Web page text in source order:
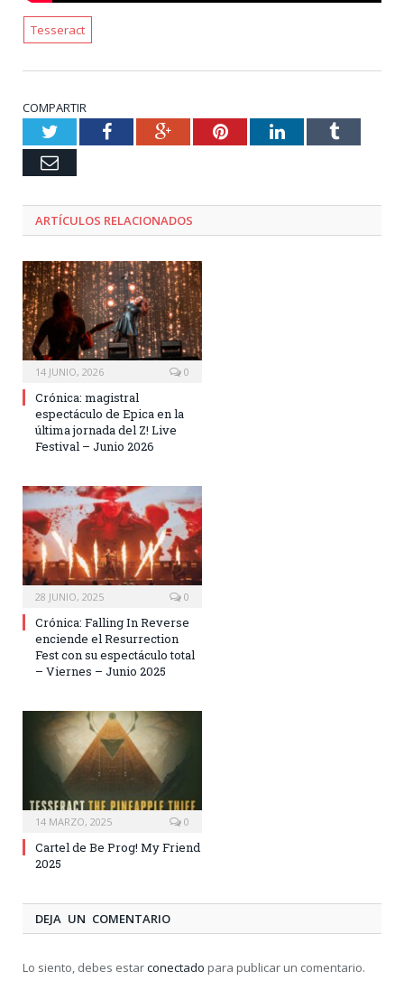
Tesseract
COMPARTIR
TwitterFacebookGoogle+PinterestLinkedInTumblr
Email
ARTÍCULOS RELACIONADOS
14 JUNIO, 2026 0
Crónica: magistral
espectáculo de Epica en la
última jornada del Z! Live
Festival – Junio 2026
28 JUNIO, 2025 0
Crónica: Falling In Reverse
enciende el Resurrection
Fest con su espectáculo total
– Viernes – Junio 2025
14 MARZO, 2025 0
Cartel de Be Prog! My Friend
2025
DEJA UN COMENTARIO
Lo siento, debes estarconectado para publicar un comentario.